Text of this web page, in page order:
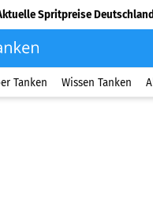
Spritpreise Deutschland
Tanken Wissen Tanken